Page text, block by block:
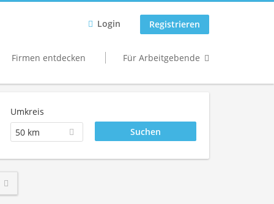
Login Registrieren
Firmen entdecken Für Arbeitgebende
Umkreis
50 km